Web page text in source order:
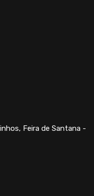
Feira de Santana -